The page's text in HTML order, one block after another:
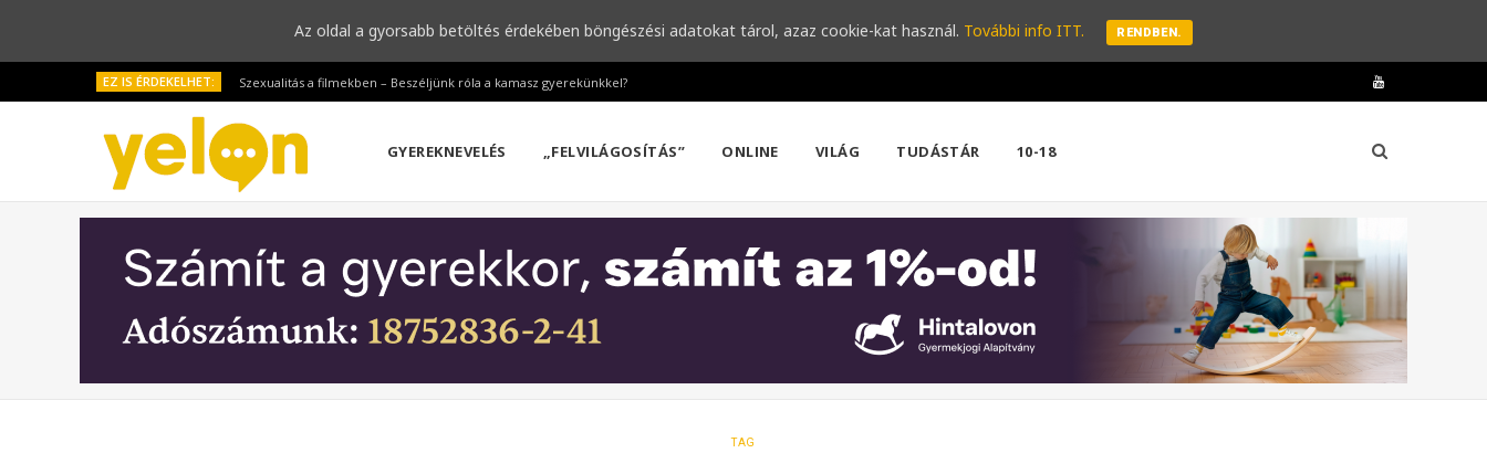
EZ IS ÉRDEKELHET: Szexualitás a filmekben – Beszéljünk róla a kamasz gyerekünkkel? Y
u
T
b
e
GYEREKNEVELÉS „FELVILÁGOSÍTÁS” ONLINE VILÁG TUDÁSTÁR 10-18
TAG
Az oldal a gyorsabb betöltés érdekében böngészési adatokat tárol, azaz cookie-kat használ. További info ITT. RENDBEN.